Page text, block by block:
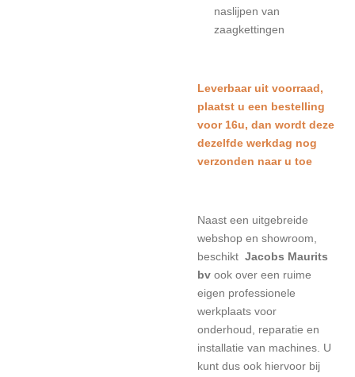
naslijpen van
zaagkettingen
Leverbaar uit voorraad,
plaatst u een bestelling
voor 16u, dan wordt deze
dezelfde werkdag nog
verzonden naar u toe
Naast een uitgebreide
webshop en showroom,
beschikt Jacobs Maurits
bv ook over een ruime
eigen professionele
werkplaats voor
onderhoud, reparatie en
installatie van machines. U
kunt dus ook hiervoor bij